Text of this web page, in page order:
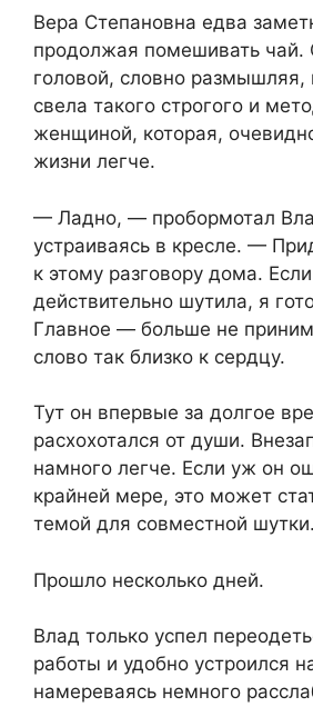
Вера Степановна едва
продолжая помешивать чай.
головой, словно размышляя,
свела такого строгого и
женщиной, которая,
жизни легче.
— Ладно, — пробормотал
устраиваясь в кресле. —
к этому разговору дома.
действительно шутила, я
Главное — больше не
слово так близко к сердцу.
Тут он впервые за долгое
расхохотался от души.
намного легче. Если уж он
крайней мере, это может
темой для совместной шутки.
Прошло несколько дней.
Влад только успел
работы и удобно устроился
намереваясь немного